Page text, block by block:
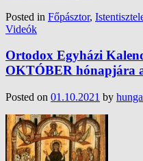
Posted in Főpásztor,
Videók
Ortodox Egyházi
OKTÓBER hónapjára
Posted on 01.10.2021 by